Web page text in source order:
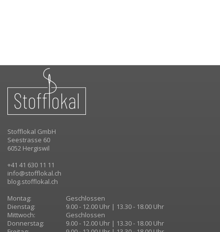
Stofflokal GmbH
Seestrasse 60
6052 Hergiswil
+41 41 630 11 11
info@stofflokal.ch
blog.stofflokal.ch
Montag:
Geschlossen
Dienstag:
9.00 - 12.00 Uhr | 13.30 - 18.00 Uhr
Mittwoch:
Geschlossen
Donnerstag:
9.00 - 12.00 Uhr | 13.30 - 18.00 Uhr